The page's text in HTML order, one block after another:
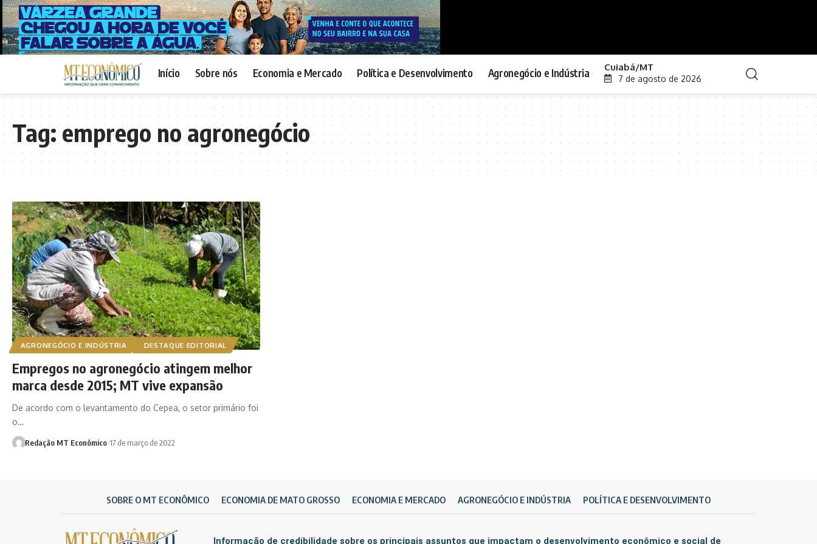
Início Sobre nós Economia e Mercado Política e Desenvolvimento Agronegócio e Indústria Cuiabá/MT
7 de agosto de 2026
Tag:emprego no agronegócio
AGRONEGÓCIO E INDÚSTRIA DESTAQUE EDITORIAL
Empregos no agronegócio atingem melhor
marca desde 2015; MT vive expansão
De acordo com o levantamento do Cepea, o setor primário foi
o…
Redação MT Econômico 17 de março de 2022
SOBRE O MT ECONÔMICO ECONOMIA DE MATO GROSSO ECONOMIA E MERCADO AGRONEGÓCIO E INDÚSTRIA POLÍTICA E DESENVOLVIMENTO
Informação de credibilidade sobre os principais assuntos que impactam o desenvolvimento econômico e social de